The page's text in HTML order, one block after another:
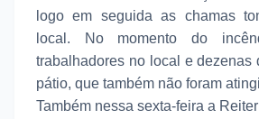
logo em seguida as chamas
local. No momento do
trabalhadores no local e dezenas
pátio, que também não foram
Também nessa sexta-feira a